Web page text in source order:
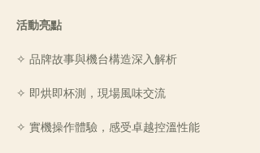
活動亮點
✧ 品牌故事與機台構造深入解析
✧ 即烘即杯測，現場風味交流
✧ 實機操作體驗，感受卓越控溫性能